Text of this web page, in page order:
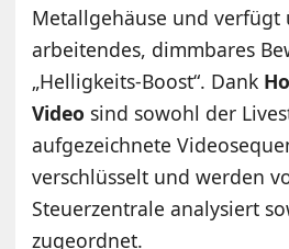
Metallgehäuse und
arbeitendes, dimmbares
„Helligkeits-Boost“. Dank
Video sind sowohl der
aufgezeichnete
verschlüsselt und werden
Steuerzentrale analysiert
zugeordnet.